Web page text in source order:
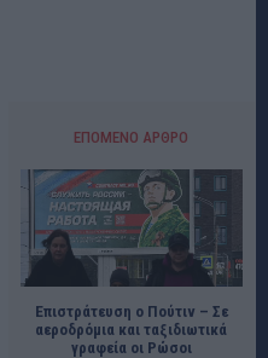
ΕΠΌΜΕΝΟ ΆΡΘΡΟ
Επιστράτευση ο Πούτιν – Σε
αεροδρόμια και ταξιδιωτικά
γραφεία οι Ρώσοι